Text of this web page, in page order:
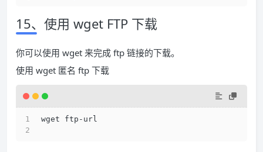
15、使用 wget FTP 下载
你可以使用 wget 来完成 ftp 链接的下载。
使用 wget 匿名 ftp 下载
wget ftp-url